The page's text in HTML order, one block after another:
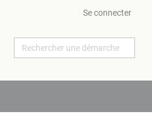
Se connecter